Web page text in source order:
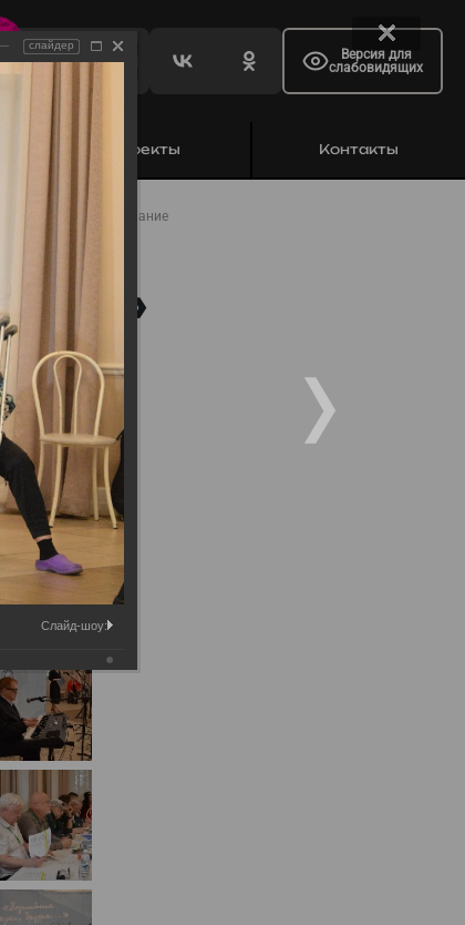
Версия для
слабовидящих
Проекты Контакты
прослушивание
слайдер
Слайд-шоу: